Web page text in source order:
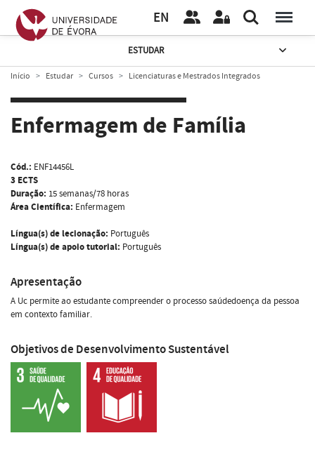
EN
ESTUDAR
Início Estudar Cursos Licenciaturas e Mestrados Integrados
Enfermagem de Família
Cód.: ENF14456L
3 ECTS
Duração: 15 semanas/78 horas
Área Científica: Enfermagem
Língua(s) de lecionação: Português
Língua(s) de apoio tutorial: Português
Apresentação
A Uc permite ao estudante compreender o processo saúdedoença da pessoa
em contexto familiar.
Objetivos de Desenvolvimento Sustentável